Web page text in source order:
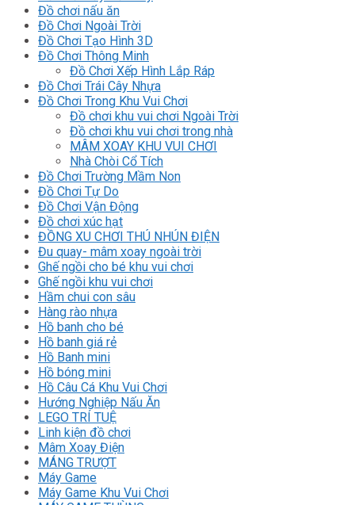
Đồ chơi nấu ăn
Đồ Chơi Ngoài Trời
Đồ Chơi Tạo Hình 3D
Đồ Chơi Thông Minh
Đồ Chơi Xếp Hình Lắp Ráp
Đồ Chơi Trái Cây Nhựa
Đồ Chơi Trong Khu Vui Chơi
Đồ chơi khu vui chơi Ngoài Trời
Đồ chơi khu vui chơi trong nhà
MÂM XOAY KHU VUI CHƠI
Nhà Chòi Cổ Tích
Đồ Chơi Trường Mầm Non
Đồ Chơi Tự Do
Đồ Chơi Vận Động
Đồ chơi xúc hạt
ĐỒNG XU CHƠI THÚ NHÚN ĐIỆN
Đu quay- mâm xoay ngoài trời
Ghế ngồi cho bé khu vui chơi
Ghế ngồi khu vui chơi
Hầm chui con sâu
Hàng rào nhựa
Hồ banh cho bé
Hồ banh giá rẻ
Hồ Banh mini
Hồ bóng mini
Hồ Câu Cá Khu Vui Chơi
Hướng Nghiệp Nấu Ăn
LEGO TRÍ TUỆ
Linh kiện đồ chơi
Mâm Xoay Điện
MÁNG TRƯỢT
Máy Game
Máy Game Khu Vui Chơi